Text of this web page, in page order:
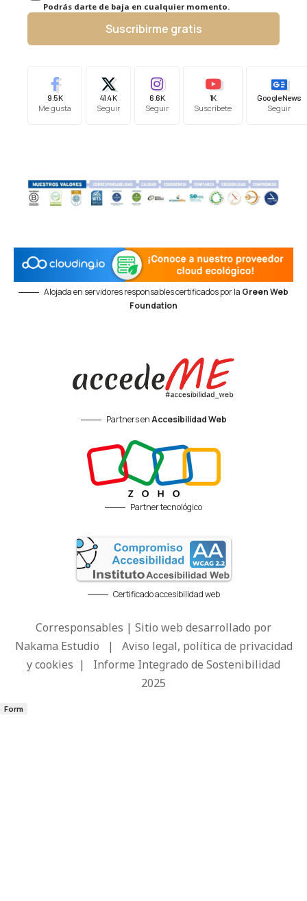
Podrás darte de baja en cualquier momento.
Suscribirme gratis
9.5K
Me gusta
41.4K
Seguir
6.6K
Seguir
1K
Suscríbete
Google News
Seguir
Alojada en servidores responsables certificados por la Green Web
Foundation
Partners enAccesibilidad Web
Partner tecnológico
Certificado accesibilidad web
Corresponsables | Sitio web desarrollado por
Nakama Estudio | Aviso legal, política de privacidad
y cookies | Informe Integrado de Sostenibilidad
2025
Form